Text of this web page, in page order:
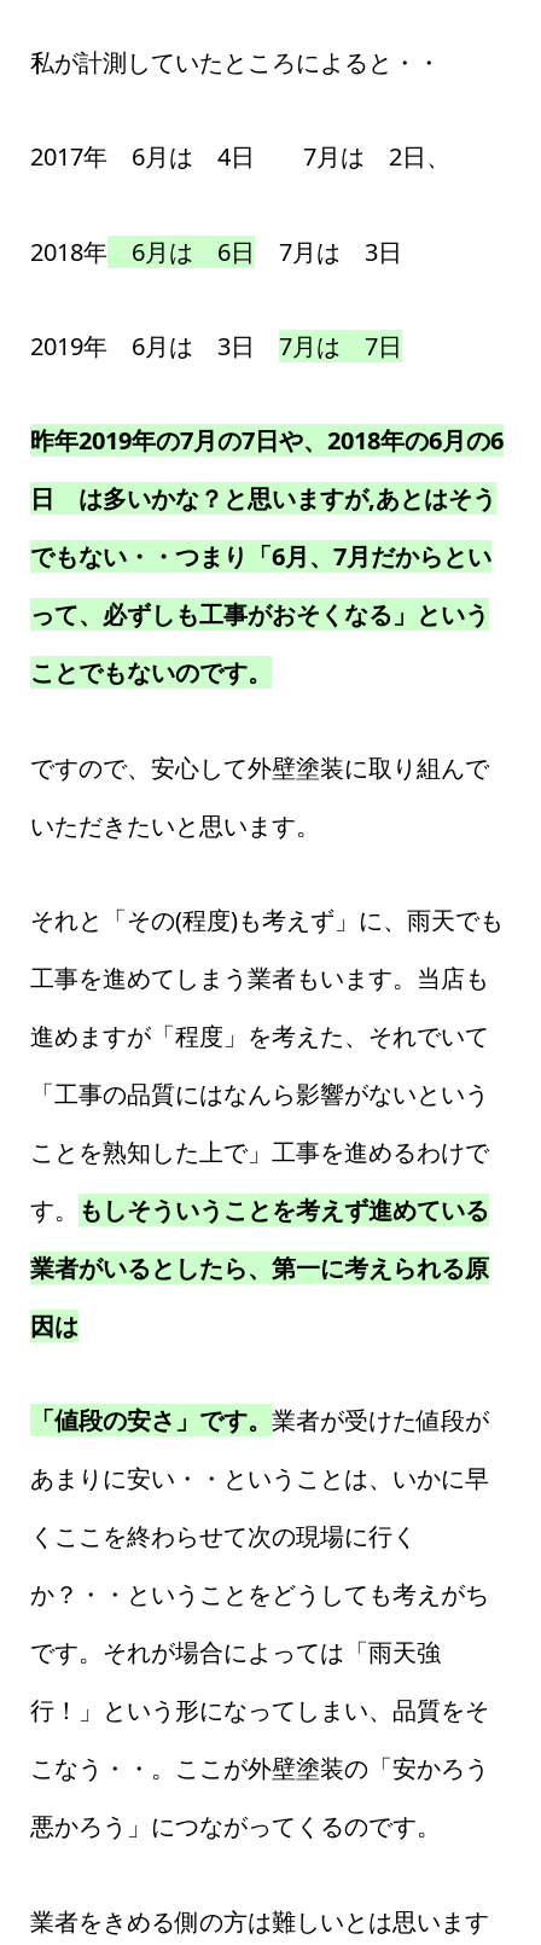
私が計測していたところによると・・
2017年 6月は 4日 7月は 2日、
2018年6月は 6日 7月は 3日
2019年 6月は 3日 7月は 7日
昨年2019年の7月の7日や、2018年の6月の6
日 は多いかな？と思いますが,あとはそう
でもない・・つまり「6月、7月だからとい
って、必ずしも工事がおそくなる」という
ことでもないのです。
ですので、安心して外壁塗装に取り組んで
いただきたいと思います。
それと「その(程度)も考えず」に、雨天でも
工事を進めてしまう業者もいます。当店も
進めますが「程度」を考えた、それでいて
「工事の品質にはなんら影響がないという
ことを熟知した上で」工事を進めるわけで
す。 もしそういうことを考えず進めている
業者がいるとしたら、第一に考えられる原
因は
「値段の安さ」です。 業者が受けた値段が
あまりに安い・・ということは、いかに早
くここを終わらせて次の現場に行く
か？・・ということをどうしても考えがち
です。それが場合によっては「雨天強
行！」という形になってしまい、品質をそ
こなう・・。ここが外壁塗装の「安かろう
悪かろう」につながってくるのです。
業者をきめる側の方は難しいとは思います